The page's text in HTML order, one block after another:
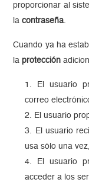
proporcionar al
lacontraseña.
Cuando ya ha
laprotección
El usuario
correo
El usuario
El usuario
usa sólo una
El usuario
acceder a los